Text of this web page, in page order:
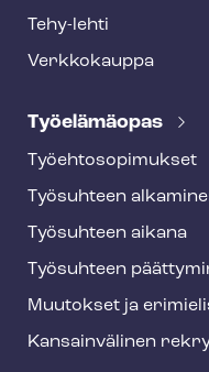
Tehy-lehti
Verkkokauppa
Työelämäopas
Työ­eh­to­so­pi­muk­set
Työsuhteen
Työsuhteen aikana
Työsuhteen
Muutokset ja
Kansainvälinen